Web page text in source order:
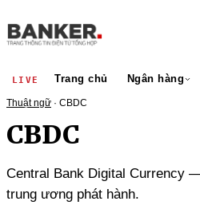
LIVE Trang chủ Ngân hàng
Thuật ngữ · CBDC
CBDC
Central Bank Digital Currency
trung ương phát hành.